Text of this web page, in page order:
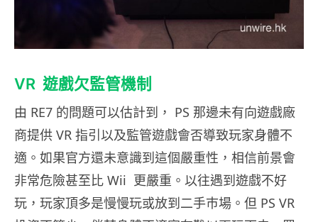
VR 遊戲欠監管機制
由 RE7 的問題可以估計到， PS 那邊未有向遊戲廠
商提供 VR 指引以及監管遊戲會否導致玩家身體不
適。如果官方還未意識到這個嚴重性，相信前景會
非常危險甚至比 Wii 更嚴重。以往遇到遊戲不好
玩，玩家頂多是慢慢玩或放到二手巿場。但 PS VR